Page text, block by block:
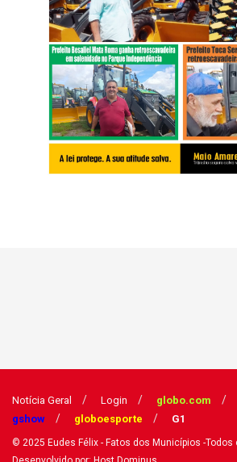
Notícia Geral Login globo.com
gshow
globoesporte G1
© 2025 Eudes Félix - Fatos dos Municípios -Todos